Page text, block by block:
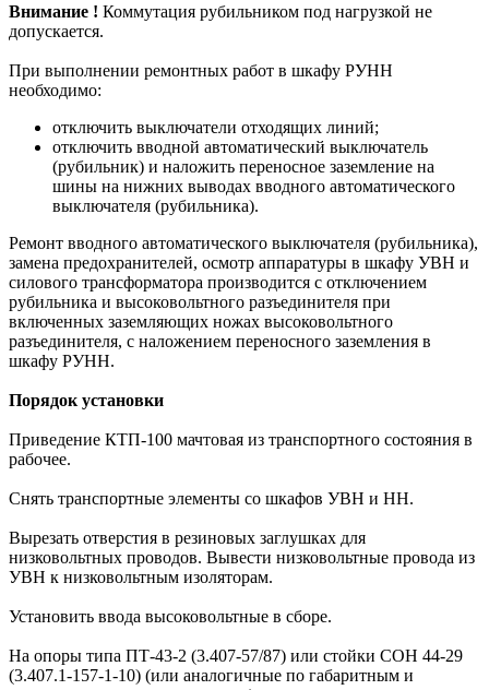
Внимание ! Коммутация рубильником под нагрузкой не
допускается.
При выполнении ремонтных работ в шкафу РУНН
необходимо:
отключить выключатели отходящих линий;
отключить вводной автоматический выключатель
(рубильник) и наложить переносное заземление на
шины на нижних выводах вводного автоматического
выключателя (рубильника).
Ремонт вводного автоматического выключателя (рубильника),
замена предохранителей, осмотр аппаратуры в шкафу УВН и
силового трансформатора производится с отключением
рубильника и высоковольтного разъединителя при
включенных заземляющих ножах высоковольтного
разъединителя, с наложением переносного заземления в
шкафу РУНН.
Порядок установки
Приведение КТП-100 мачтовая из транспортного состояния в
рабочее.
Снять транспортные элементы со шкафов УВН и НН.
Вырезать отверстия в резиновых заглушках для
низковольтных проводов. Вывести низковольтные провода из
УВН к низковольтным изоляторам.
Установить ввода высоковольтные в сборе.
На опоры типа ПТ-43-2 (3.407-57/87) или стойки СОН 44-29
(3.407.1-157-1-10) (или аналогичные по габаритным и